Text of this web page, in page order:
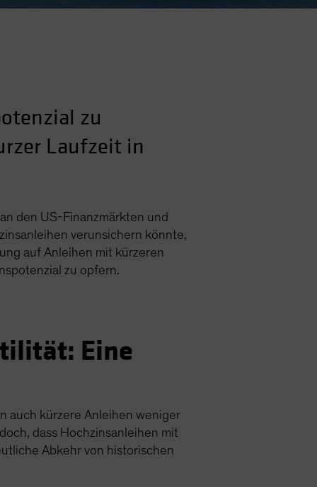
zu
Laufzeit in
den US-Finanzmärkten und
verunsichern könnte,
auf Anleihen mit kürzeren
zu opfern.
Eine
auch kürzere Anleihen weniger
dass Hochzinsanleihen mit
Abkehr von historischen